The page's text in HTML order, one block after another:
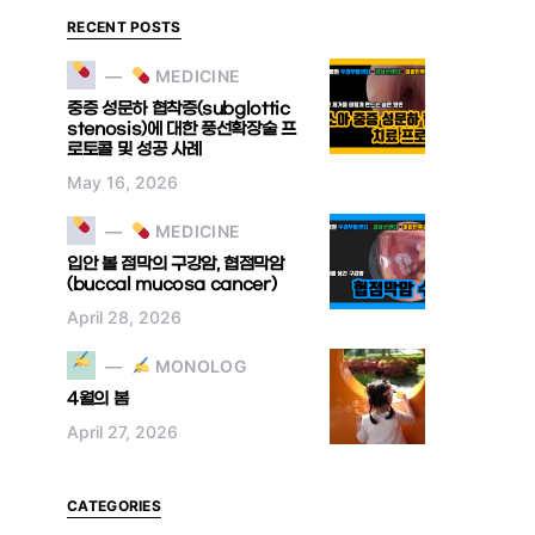
RECENT POSTS
MEDICINE
중증 성문하 협착증(subglottic
stenosis)에 대한 풍선확장술 프
로토콜 및 성공 사례
May 16, 2026
MEDICINE
입안 볼 점막의 구강암, 협점막암
(buccal mucosa cancer)
April 28, 2026
MONOLOG
4월의 봄
April 27, 2026
CATEGORIES